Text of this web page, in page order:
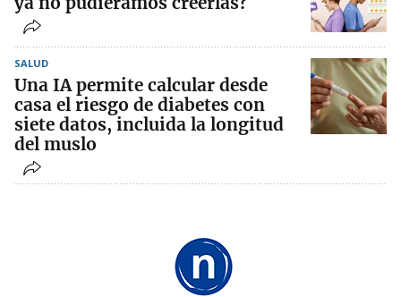
SALUD
Una IA permite calcular desde
casa el riesgo de diabetes con
siete datos, incluida la longitud
del muslo